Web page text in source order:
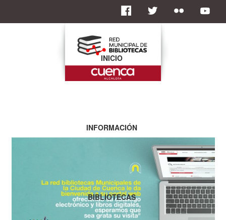
INICIO
INFORMACIÓN
BIBLIOTECAS